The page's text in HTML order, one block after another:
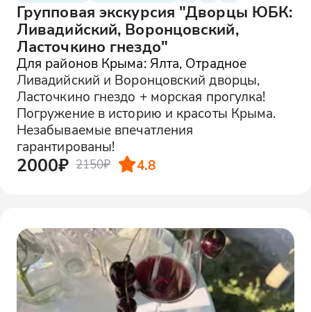
Групповая экскурсия "Дворцы ЮБК:
Ливадийский, Воронцовский,
Ласточкино гнездо"
Для районов Крыма: Ялта, Отрадное
Ливадийский и Воронцовский дворцы,
Ласточкино гнездо + морская прогулка!
Погружение в историю и красоты Крыма.
Незабываемые впечатления
гарантированы!
2000₽ 2150₽ 4.8